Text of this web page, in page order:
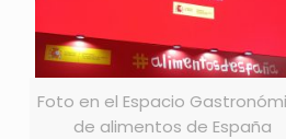
Foto en el Espacio
de alimentos de España